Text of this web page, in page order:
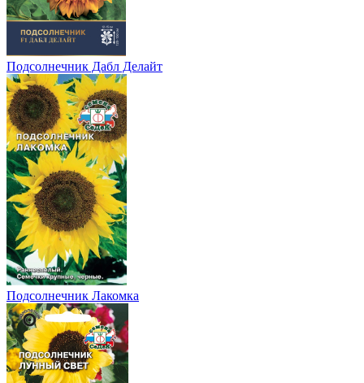
Подсолнечник Дабл Делайт
Подсолнечник Лакомка